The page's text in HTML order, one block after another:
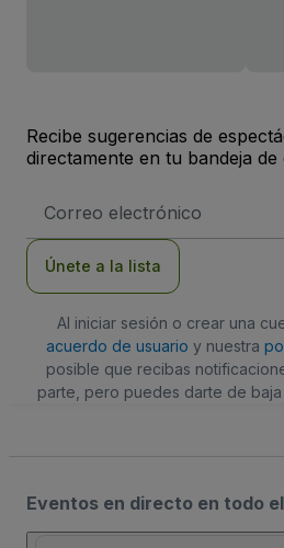
Recibe sugerencias de
directamente en tu bandeja de
de
Únete a la lista
Al iniciar sesión o crear una
acuerdo de usuario y nuestra
posible que recibas
parte, pero puedes darte de
Eventos en directo en todo